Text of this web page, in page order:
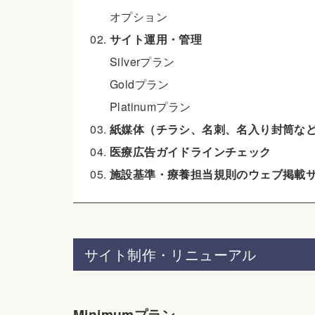
オプション
サイト運用・管理
Silverプラン
Goldプラン
Platinumプラン
紙媒体（チラシ、名刺、名入り封筒な
医療広告ガイドラインチェック
施設基準・療養担当規則のウェブ掲載
サイト制作・リニューアル